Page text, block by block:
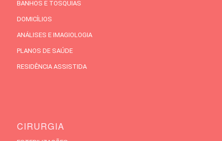
BANHOS E TOSQUIAS
DOMICÍLIOS
ANÁLISES E IMAGIOLOGIA
PLANOS DE SAÚDE
RESIDÊNCIA ASSISTIDA
CIRURGIA